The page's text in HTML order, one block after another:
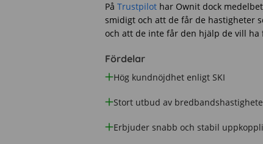
På Trustpilot har Ownit dock
smidigt och att de får de hastigheter
och att de inte får den hjälp de vill
Fördelar
Hög kundnöjdhet enligt SKI
Stort utbud av
Erbjuder snabb och stabil